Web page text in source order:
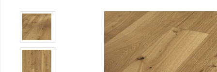
Bildergalerie überspringen